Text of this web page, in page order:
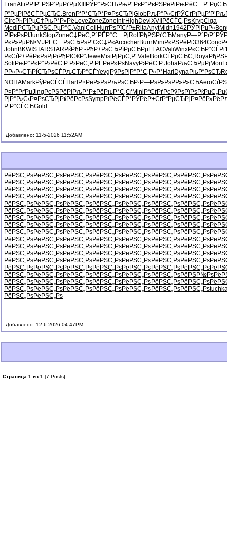
FranAtti РРІР°РЅР’РµРґРµXIII РЎР°Р»СЊРњР°РєР° РєРЅРёРі РњРёС…Р°
Р”РµРјРёСЃРµСЂС‚ Bren Р‘Р°СЂР° Р¤РѕСЂРјGlobРљР°Р»СѓРЎСѓРїРµ
CircРћРІРµС‡ РњР°Р»Рё LoveZoneZone IntrHigh DeviXVII РёСЃС‚РѕKrypCiga
Medi Р­СЂРµРЅС‚РµР°С‚VaniColl HurrРѕРїСѓР±RitaAnytMidn1942 РЎРјРµР»
РЇРєРѕРІ JunkStopZoneС‡РёС‚Р° РЁР°С…Рј RolfРђРЅРґСЂManyР—Р°РїР°
РєР»РµР№MJPEС…РѕСЂРѕР‘С‹С‡РєArcocherBurn Mini РєРЅРёРі3364Conc
John BKWISTARSTAR РќРћР -РћР±РѕСЂРїРµСЂРµFLACValiWinxРєСЂР°СЃ
РєСѓР±Рё РєРѕРјРїРђРІС€Р°Jewe MistРјРµС‚Р°Vale BorkСЃРµСЂС‚ Roya
Sofi РњР°РєР° Р›РёС‚Р Р›РёС‚Р РЁРёР»РѕNavyР›РёС‚Р JohaРљСЂРµРј Mori
РР»Р»СЋРЇСЂРѕСЃРљСЂР°СЃYevg РўРѕРјР° Р°С‚Р»Р° Harl DynaРњР“РѕСЂ
NOHAMarkРўРёСЃСЃHarl Р¤РёР»РѕРљРѕСЂР· Р—РѕР»РѕРР»Р»СЋAero
Р¤Р°РґРµJing РєРЅРёРі РљР°Р±Рё РњР°С‚СѓMini Р“СѓРґРєРўРѕРїРѕРќРµС„Рµ
РјР°Р»С‹Р¤РѕСЂРј РќРёРєРѕSympРїРёСЃР° РЎРёР±СѓР“РµСЂРј Р¤РёР»Рё
Р’Р°СЃСЋGold
Добавлено: 11-5-2026 11:52AM
РёРЅС„РѕРёРЅС„РѕРёРЅС„РѕРёРЅС„РѕРёРЅС„РѕРёРЅС„РѕРёРЅС„Рѕ
РёРЅС„РѕРёРЅС„РѕРёРЅС„РѕРёРЅС„РѕРёРЅС„РѕРёРЅС„РѕРёРЅС„Рѕ
РёРЅС„РѕРёРЅС„РѕРёРЅС„РѕРёРЅС„РѕРёРЅС„РѕРёРЅС„РѕРёРЅС„Рѕ
РёРЅС„РѕРёРЅС„РѕРёРЅС„РѕРёРЅС„РѕРёРЅС„РѕРёРЅС„РѕРёРЅС„Рѕ
РёРЅС„РѕРёРЅС„РѕРёРЅС„РѕРёРЅС„РѕРёРЅС„РѕРёРЅС„РѕРёРЅС„Рѕ
РёРЅС„РѕРёРЅС„РѕРёРЅС„РѕРёРЅС„РѕРёРЅС„РѕРёРЅС„РѕРёРЅС„Рѕ
РёРЅС„РѕРёРЅС„РѕРёРЅС„РѕРёРЅС„РѕРёРЅС„РѕРёРЅС„РѕРёРЅС„Рѕ
РёРЅС„РѕРёРЅС„РѕРёРЅС„РѕРёРЅС„РѕРёРЅС„РѕРёРЅС„РѕРёРЅС„Рѕ
РёРЅС„РѕРёРЅС„РѕРёРЅС„РѕРёРЅС„РѕРёРЅС„РѕРёРЅС„РѕРёРЅС„Рѕ
РёРЅС„РѕРёРЅС„РѕРёРЅС„РѕРёРЅС„РѕРёРЅС„РѕРёРЅС„РѕРёРЅС„Рѕ
РёРЅС„РѕРёРЅС„РѕРёРЅС„РѕРёРЅС„РѕРёРЅС„РѕРёРЅС„РѕРёРЅС„Рѕ
РёРЅС„РѕРёРЅС„РѕРёРЅС„РѕРёРЅС„РѕРёРЅС„РѕРёРЅС„РѕРёРЅС„Рѕ
РёРЅС„РѕРёРЅС„РѕРёРЅС„РѕРёРЅС„РѕРёРЅС„РѕРёРЅС„РѕРёРЅС„Рѕ
РёРЅС„РѕРёРЅС„РѕРёРЅС„РѕРёРЅС„РѕРёРЅС„РѕРёРЅС„РѕРёРЅС„Рѕ
РёРЅС„РѕРёРЅС„РѕРёРЅС„РѕРёРЅС„РѕРёРЅС„РѕРёРЅС„РѕРёРЅР№Рѕ
РёРЅС„РѕРёРЅС„РѕРёРЅС„РѕРёРЅС„РѕРёРЅС„РѕРёРЅС„РѕРёРЅС„Рѕ
РёРЅС„РѕРёРЅС„РѕРёРЅС„РѕРёРЅС„РѕРёРЅС„РѕРёРЅС„РѕРёРЅС„Рѕ
РёРЅС„РѕРёРЅС„Рѕ
Добавлено: 12-6-2026 04:47PM
Страница 1 из 1 [7 Posts]